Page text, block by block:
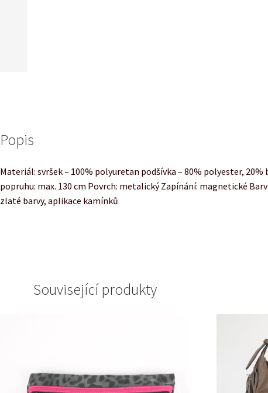
Popis
Materiál: svršek – 100% polyuretan podšívka – 80% polyester, 20%
popruhu: max. 130 cm Povrch: metalický Zapínání: magnetické
zlaté barvy, aplikace kamínků
Související produkty